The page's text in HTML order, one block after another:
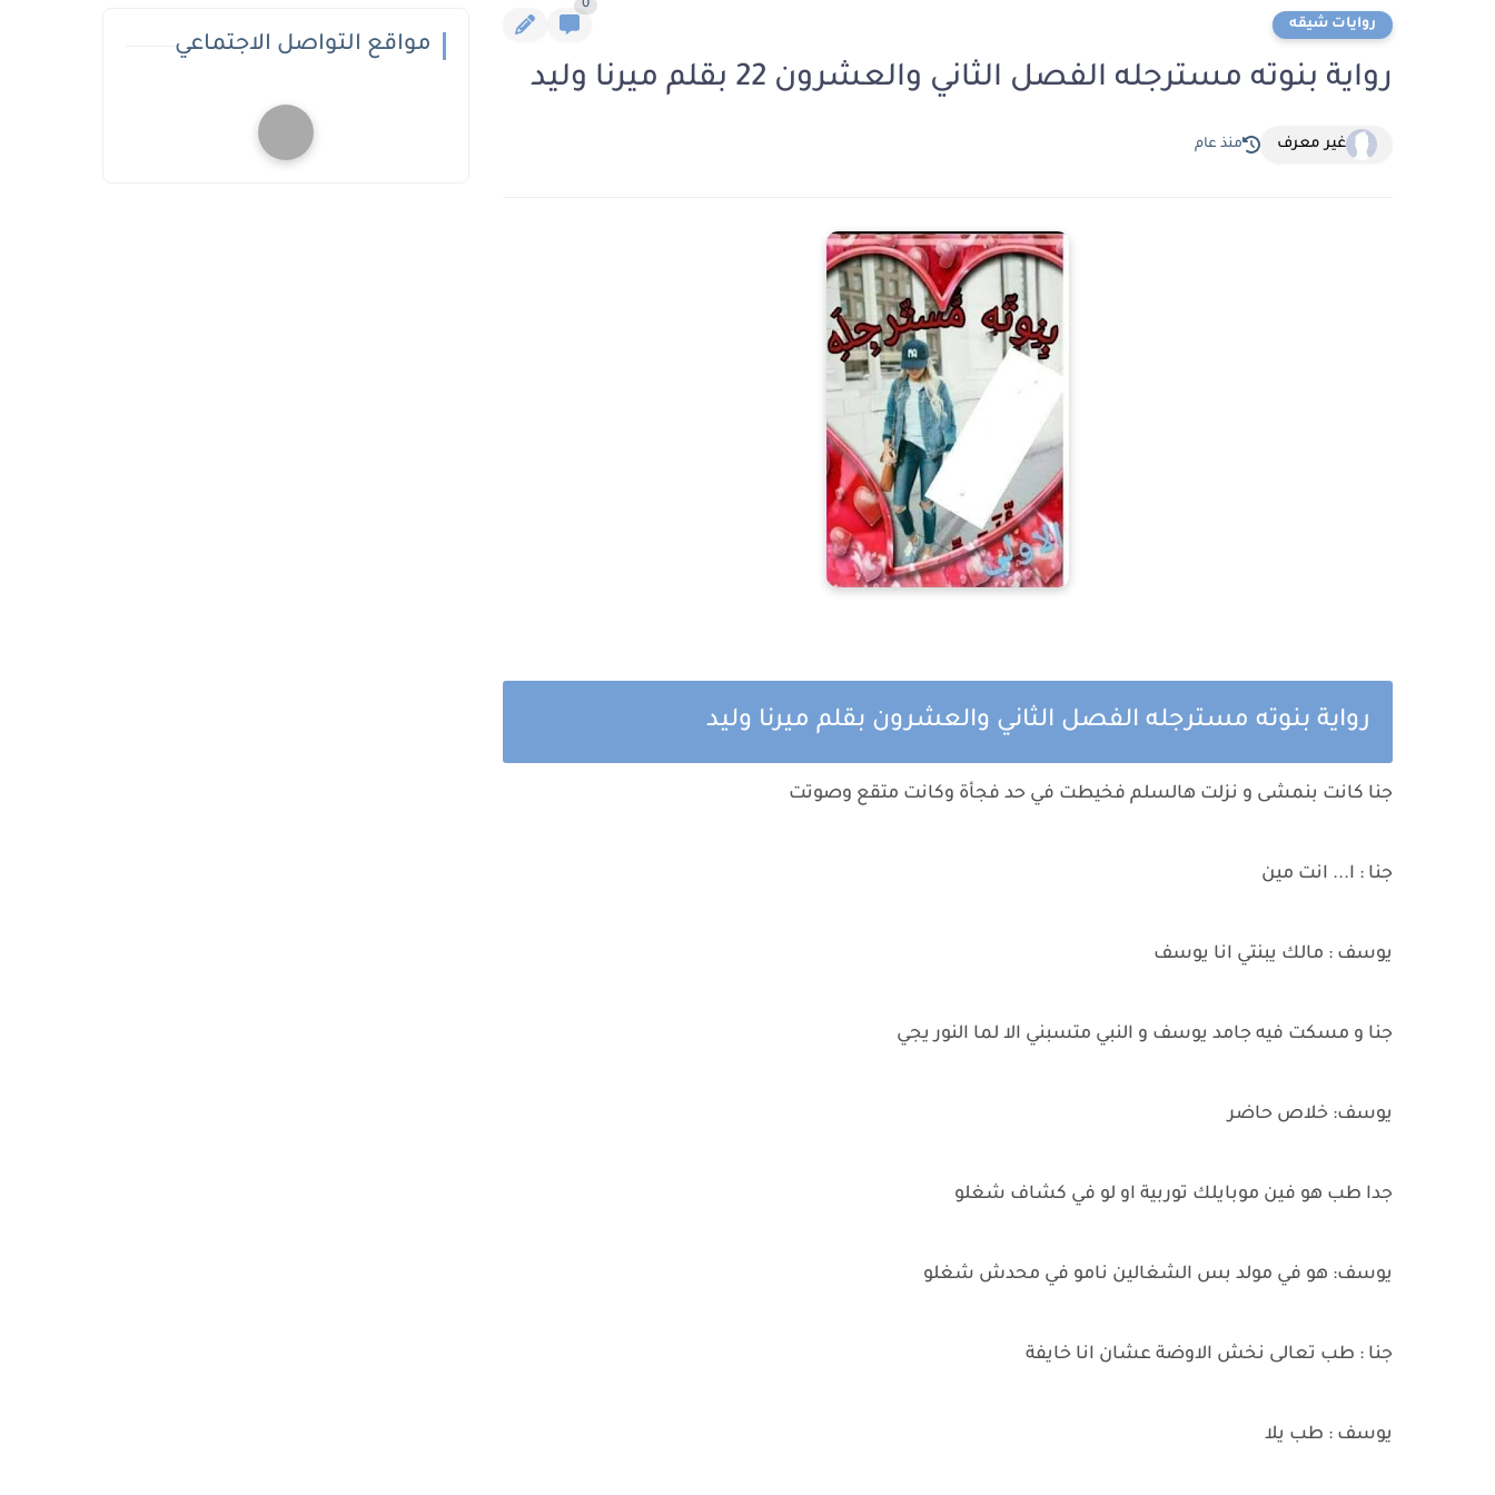
روايات شيقه
0
رواية بنوته مسترجله الفصل الثاني والعشرون 22 بقلم ميرنا وليد
غير معرف منذ عام
رواية بنوته مسترجله الفصل الثاني والعشرون بقلم ميرنا وليد
جنا كانت بنمشى و نزلت هالسلم فخيطت في حد فجأة وكانت متقع وصوتت
جنا : ا... انت مين
يوسف : مالك يبنتي انا يوسف
جنا و مسكت فيه جامد يوسف و النبي متسبني الا لما النور يجي
يوسف: خلاص حاضر
جدا طب هو فين موبايلك توربية او لو في كشاف شغلو
يوسف: هو في مولد بس الشغالين نامو في محدش شغلو
جنا : طب تعالى نخش الاوضة عشان انا خايفة
يوسف : طب يلا
مواقع التواصل الاجتماعي